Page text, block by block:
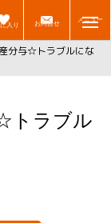
入り お問合せ
メニュー
分与☆トラブルにな
トラブル